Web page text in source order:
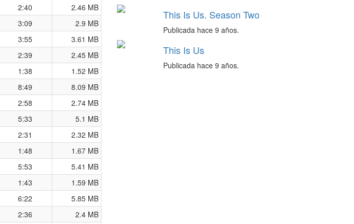
2:40
2.46 MB
3:09
2.9 MB
3:55
3.61 MB
2:39
2.45 MB
1:38
1.52 MB
8:49
8.09 MB
2:58
2.74 MB
5:33
5.1 MB
2:31
2.32 MB
1:48
1.67 MB
5:53
5.41 MB
1:43
1.59 MB
6:22
5.85 MB
2:36
2.4 MB
This Is Us. Season Two
Publicada hace 9 años.
This Is Us
Publicada hace 9 años.